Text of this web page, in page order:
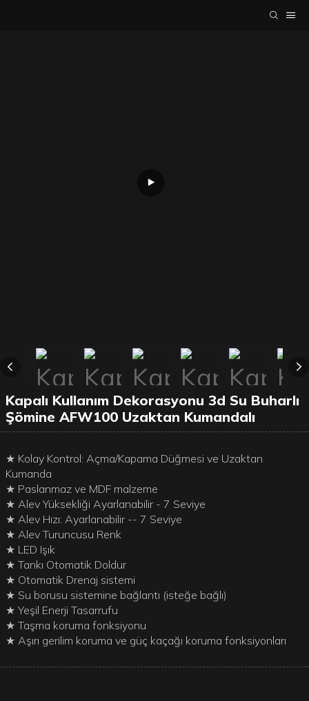
Kapalı Kullanım Dekorasyonu 3d Su Buharlı
Şömine AFW100 Uzaktan Kumandalı
★ Kolay Kontrol: Açma/Kapama Düğmesi ve Uzaktan
Kumanda
★ Paslanmaz ve MDF malzeme
★ Alev Yüksekliği Ayarlanabilir - 7 Seviye
★ Alev Hızı: Ayarlanabilir -- 7 Seviye
★ Alev Turuncusu Renk
★ LED Işık
★ Tankı Otomatik Doldur
★ Otomatik Drenaj sistemi
★ Su borusu sistemine bağlantı (isteğe bağlı)
★ Yeşil Enerji Tasarrufu
★ Taşma koruma fonksiyonu
★ Aşırı gerilim koruma ve güç kaçağı koruma fonksiyonları